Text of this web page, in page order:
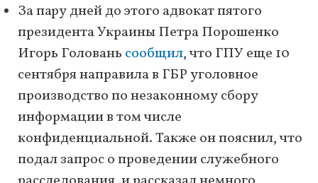
За пару дней до этого адвокат пятого
президента Украины Петра Порошенко
Игорь Головань сообщил, что ГПУ еще 10
сентября направила в ГБР уголовное
производство по незаконному сбору
информации в том числе
конфиденциальной. Также он пояснил, что
подал запрос о проведении служебного